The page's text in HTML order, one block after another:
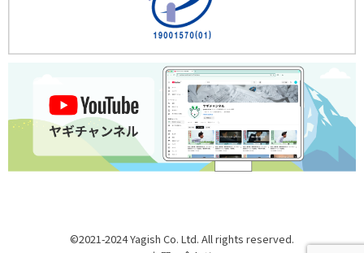
©2021-2024 Yagish Co. Ltd. All rights reserved.